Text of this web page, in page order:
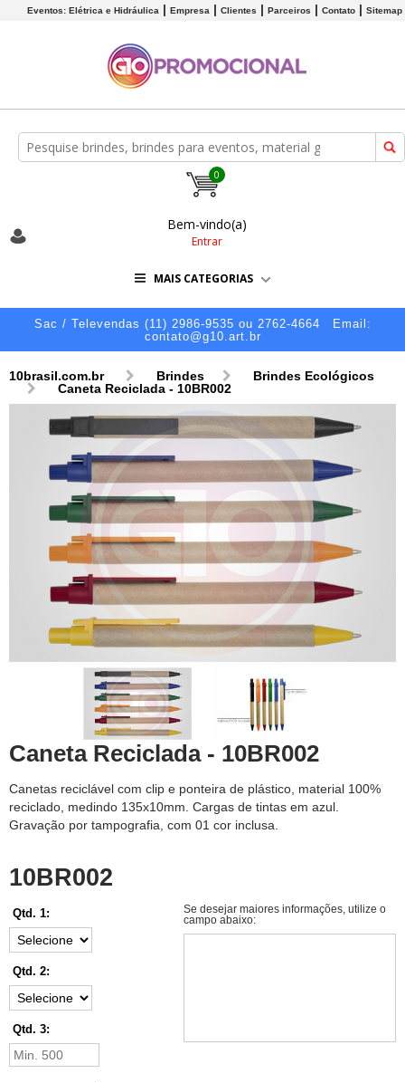
Eventos: Elétrica e Hidráulica Empresa Clientes Parceiros Contato Sitemap
0
Bem-vindo(a)
Entrar
MAIS CATEGORIAS
Sac / Televendas (11) 2986-9535 ou 2762-4664
Email:
contato@g10.art.br
10brasil.com.br Brindes
Brindes Ecológicos
Caneta Reciclada - 10BR002
Caneta Reciclada - 10BR002
Canetas reciclável com clip e ponteira de plástico, material 100%
reciclado, medindo 135x10mm. Cargas de tintas em azul.
Gravação por tampografia, com 01 cor inclusa.
10BR002
Qtd. 1:
Qtd. 2:
Qtd. 3:
Se desejar maiores informações, utilize o
campo abaixo: